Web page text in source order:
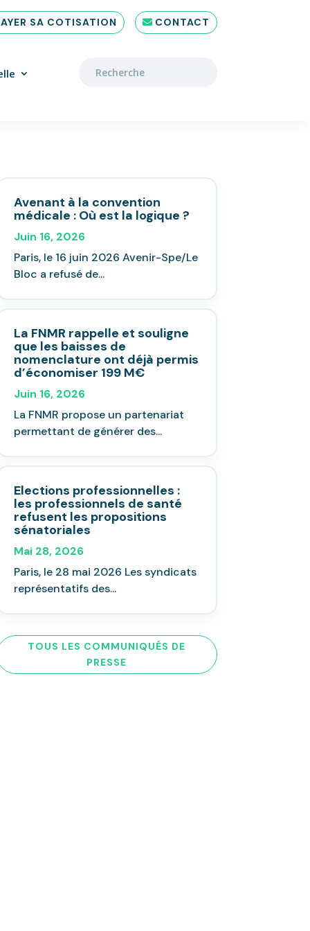
SA COTISATION CONTACT
Avenant à la convention
médicale : Où est la logique ?
Juin 16, 2026
Paris, le 16 juin 2026 Avenir-Spe/Le
Bloc a refusé de...
La FNMR rappelle et souligne
que les baisses de
nomenclature ont déjà permis
d’économiser 199 M€
Juin 16, 2026
La FNMR propose un partenariat
permettant de générer des...
Elections professionnelles :
les professionnels de santé
refusent les propositions
sénatoriales
Mai 28, 2026
Paris, le 28 mai 2026 Les syndicats
représentatifs des...
TOUS LES COMMUNIQUÉS DE
PRESSE